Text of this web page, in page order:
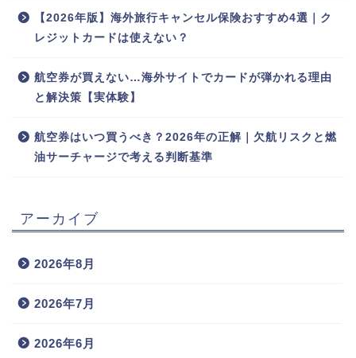
【2026年版】海外旅行キャンセル保険おすすめ4選｜ク
レジットカードは使えない？
航空券が買えない…海外サイトでカードが弾かれる理由
と解決策【実体験】
航空券はいつ買うべき？2026年の正解｜欠航リスクと燃
油サーチャージで考える判断基準
アーカイブ
2026年8月
2026年7月
2026年6月